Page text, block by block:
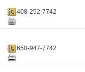
408-252-7742
650-947-7742